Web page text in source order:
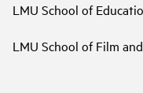
LMU School of
LMU School of Film